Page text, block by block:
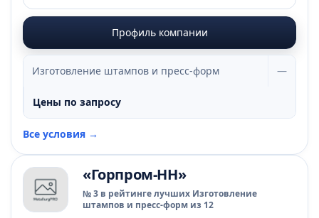
Профиль компании
Изготовление штампов и пресс-форм —
Цены по запросу
Все условия →
«Горпром-НН»
№ 3 в рейтинге лучших Изготовление
штампов и пресс-форм из 12